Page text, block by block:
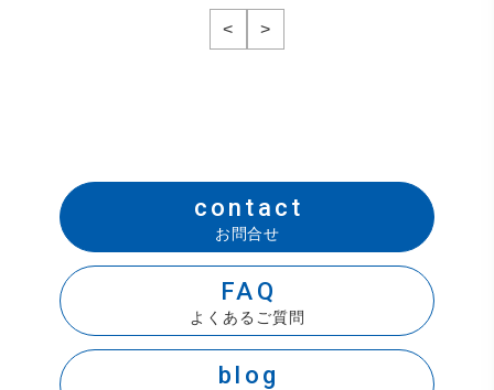
< >
contact
お問合せ
FAQ
よくあるご質問
blog